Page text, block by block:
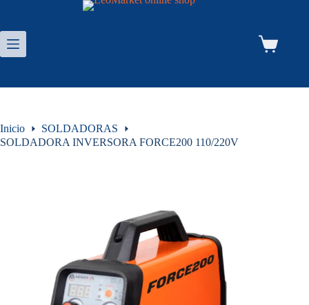
contenido
Carro
Inicio
SOLDADORAS
SOLDADORA INVERSORA FORCE200 110/220V